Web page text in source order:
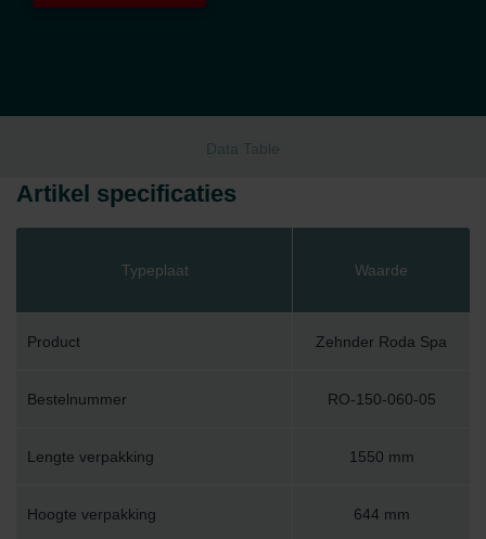
Data Table
Artikel specificaties
Typeplaat Waarde
Product Zehnder Roda Spa
Bestelnummer RO-150-060-05
Lengte verpakking 1550 mm
Hoogte verpakking 644 mm